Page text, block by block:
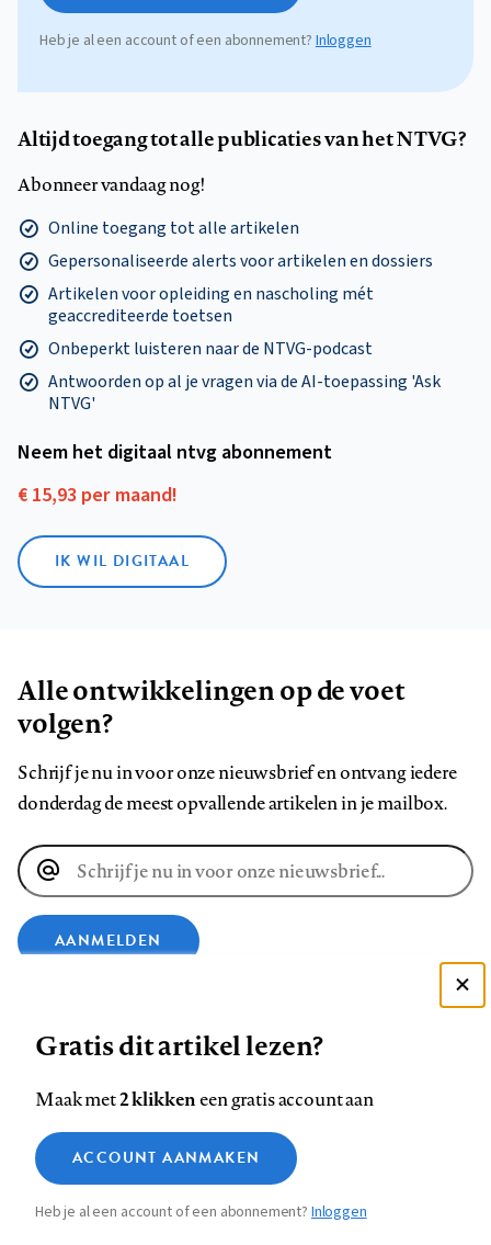
Heb je al een account of een abonnement?Inloggen
Altijd toegang tot alle publicaties van het NTVG?
Abonneer vandaag nog!
Online toegang tot alle artikelen
Gepersonaliseerde alerts voor artikelen en dossiers
Artikelen voor opleiding en nascholing mét
geaccrediteerde toetsen
Onbeperkt luisteren naar de NTVG-podcast
Antwoorden op al je vragen via de AI-toepassing 'Ask
NTVG'
Neem het digitaal ntvg abonnement
€ 15,93 per maand!
IK WIL DIGITAAL
Alle ontwikkelingen op de voet
volgen?
Schrijf je nu in voor onze nieuwsbrief en ontvang iedere
donderdag de meest opvallende artikelen in je mailbox.
E-
mailadres
AANMELDEN
op
Facebook
op
LinkedIn
op
Bluesky
ons
op
InstagramYouTube
Footer
Contact Colofon Disclaimer Privacy
Medische vragen verdienen
betrouwbare antwoorden
Zie onze cookie policy
Analytische cookies
Marketing cookies
Gratis dit artikel lezen?
Maak met2 klikkeneen gratis account aan
ACCOUNT AANMAKEN
Heb je al een account of een abonnement?Inloggen